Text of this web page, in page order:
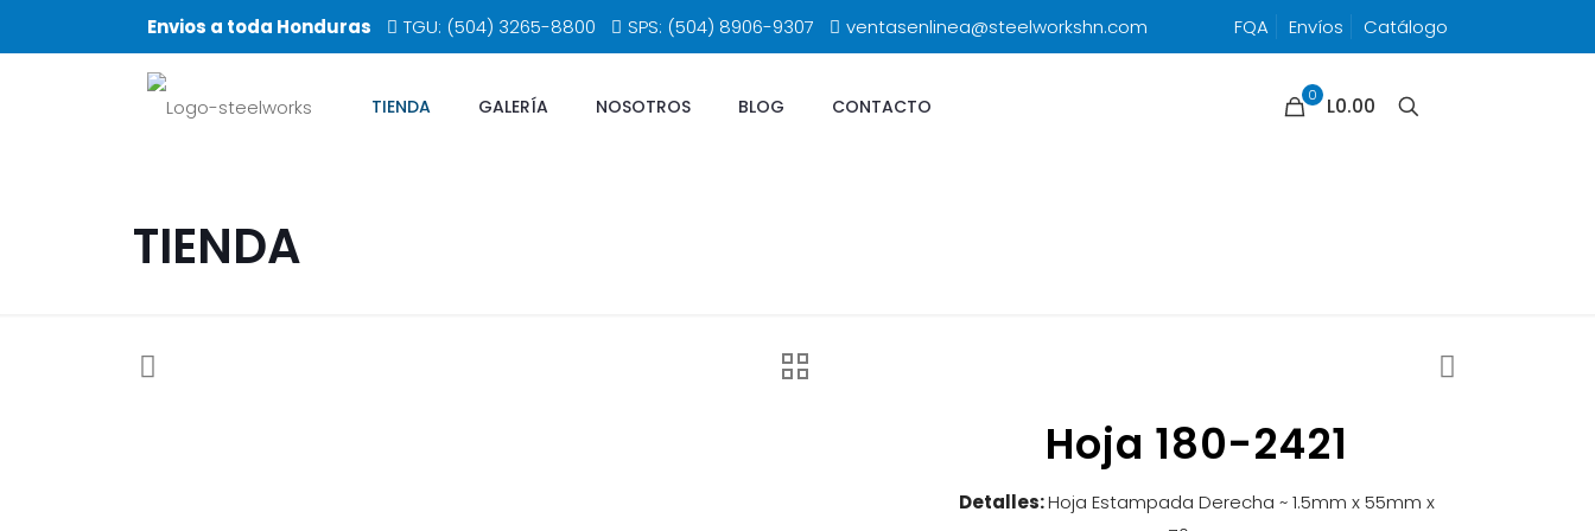
Envios a toda Honduras TGU: (504) 3265-8800 SPS: (504) 8906-9307 ventasenlinea@steelworkshn.com FQA Envíos Catálogo
TIENDA GALERÍA NOSOTROS BLOG CONTACTO 0 L0.00
TIENDA
Hoja 180-2421
Detalles:Hoja Estampada Derecha ~ 1.5mm x 55mm x